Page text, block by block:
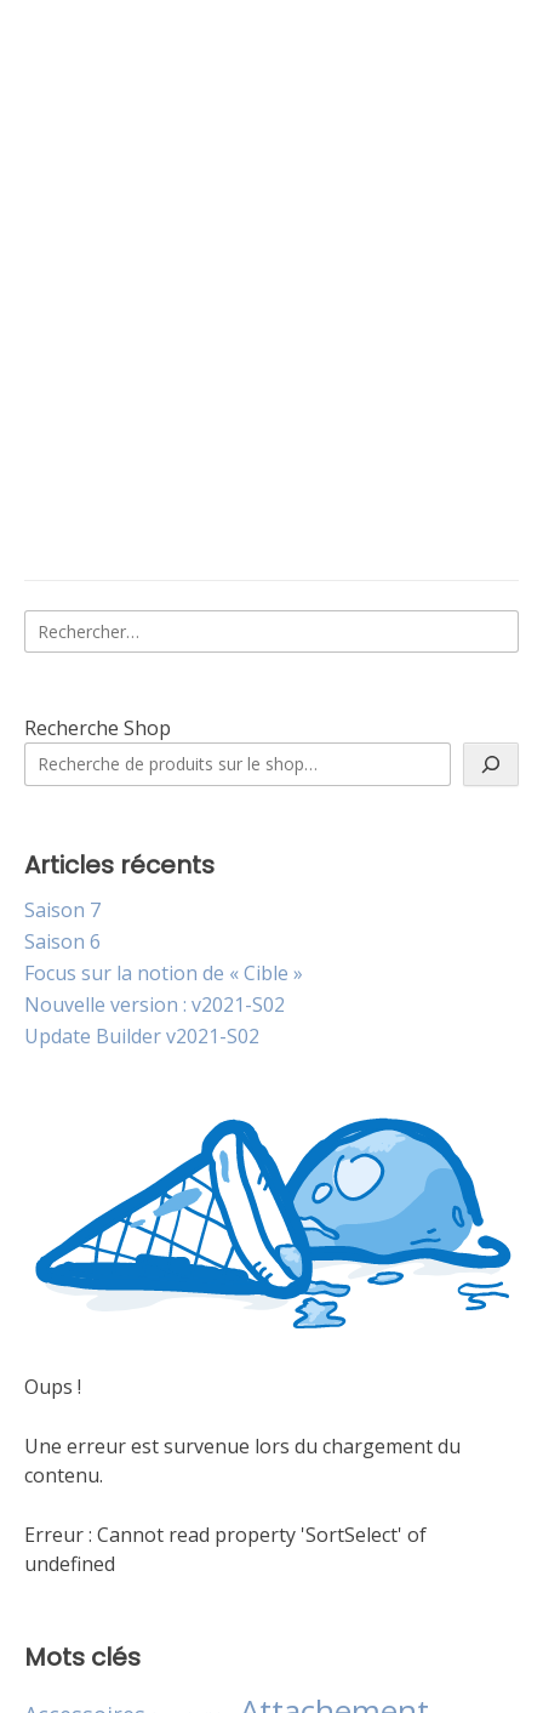
Rechercher :
Recherche Shop
Articles récents
Saison 7
Saison 6
Focus sur la notion de « Cible »
Nouvelle version : v2021-S02
Update Builder v2021-S02
Oups !
Une erreur est survenue lors du chargement du
contenu.
Erreur : Cannot read property 'SortSelect' of
undefined
Mots clés